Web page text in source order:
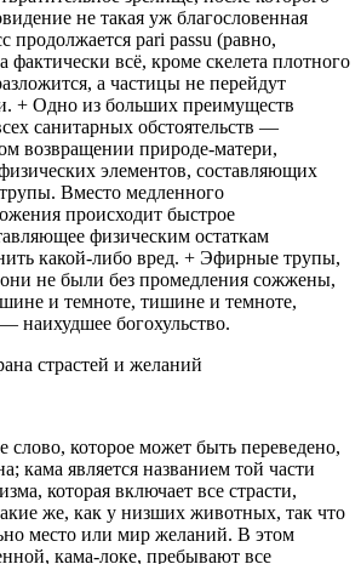
не такая уж благословенная
продолжается pari passu (равно,
фактически всё, кроме скелета плотного
а частицы не перейдут
+ Одно из больших преимуществ
санитарных обстоятельств —
возвращении природе-матери,
элементов, составляющих
Вместо медленного
происходит быстрое
физическим остаткам
какой-либо вред. + Эфирные трупы,
не были без промедления сожжены,
и темноте, тишине и темноте,
наихудшее богохульство.
страстей и желаний
слово, которое может быть переведено,
кама является названием той части
которая включает все страсти,
же, как у низших животных, так что
место или мир желаний. В этом
кама-локе, пребывают все